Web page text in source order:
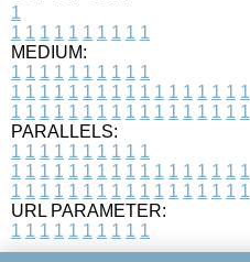
1
1 1 1 1 1 1 1 1 1 1
MEDIUM:
1 1 1 1 1 1 1 1 1 1
1 1 1 1 1 1 1 1 1 1 1 1 1 1 1 1 1
1 1 1 1 1 1 1 1 1 1 1 1 1 1 1 1 1
PARALLELS:
1 1 1 1 1 1 1 1 1 1
1 1 1 1 1 1 1 1 1 1 1 1 1 1 1 1 1
1 1 1 1 1 1 1 1 1 1 1 1 1 1 1 1 1
URL PARAMETER:
1 1 1 1 1 1 1 1 1 1